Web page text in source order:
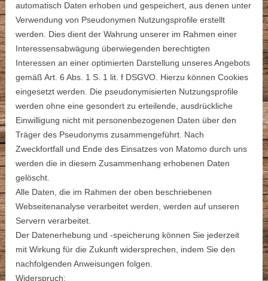
automatisch Daten erhoben und gespeichert, aus denen unter
Verwendung von Pseudonymen Nutzungsprofile erstellt
werden. Dies dient der Wahrung unserer im Rahmen einer
Interessensabwägung überwiegenden berechtigten
Interessen an einer optimierten Darstellung unseres Angebots
gemäß Art. 6 Abs. 1 S. 1 lit. f DSGVO. Hierzu können Cookies
eingesetzt werden. Die pseudonymisierten Nutzungsprofile
werden ohne eine gesondert zu erteilende, ausdrückliche
Einwilligung nicht mit personenbezogenen Daten über den
Träger des Pseudonyms zusammengeführt. Nach
Zweckfortfall und Ende des Einsatzes von Matomo durch uns
werden die in diesem Zusammenhang erhobenen Daten
gelöscht.
Alle Daten, die im Rahmen der oben beschriebenen
Webseitenanalyse verarbeitet werden, werden auf unseren
Servern verarbeitet.
Der Datenerhebung und -speicherung können Sie jederzeit
mit Wirkung für die Zukunft widersprechen, indem Sie den
nachfolgenden Anweisungen folgen.
Widerspruch: